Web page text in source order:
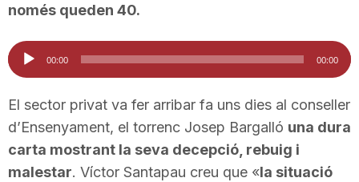
a
només queden 40.
Reproductor
d'àudio
00:00 00:00
El sector privat va fer arribar fa uns dies al conseller
d’Ensenyament, el torrenc Josep Bargalló una dura
carta mostrant la seva decepció, rebuig i
malestar. Víctor Santapau creu que «la situació